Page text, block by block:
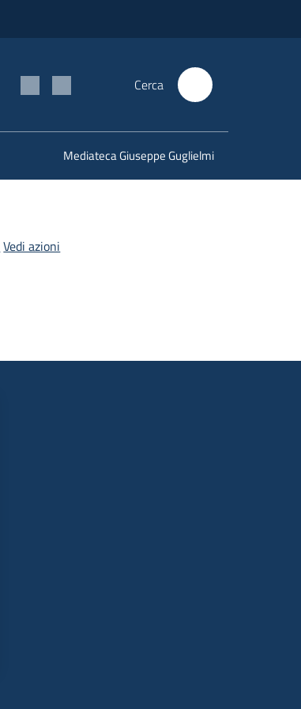
Cerca
Mediateca Giuseppe Guglielmi
Vedi azioni